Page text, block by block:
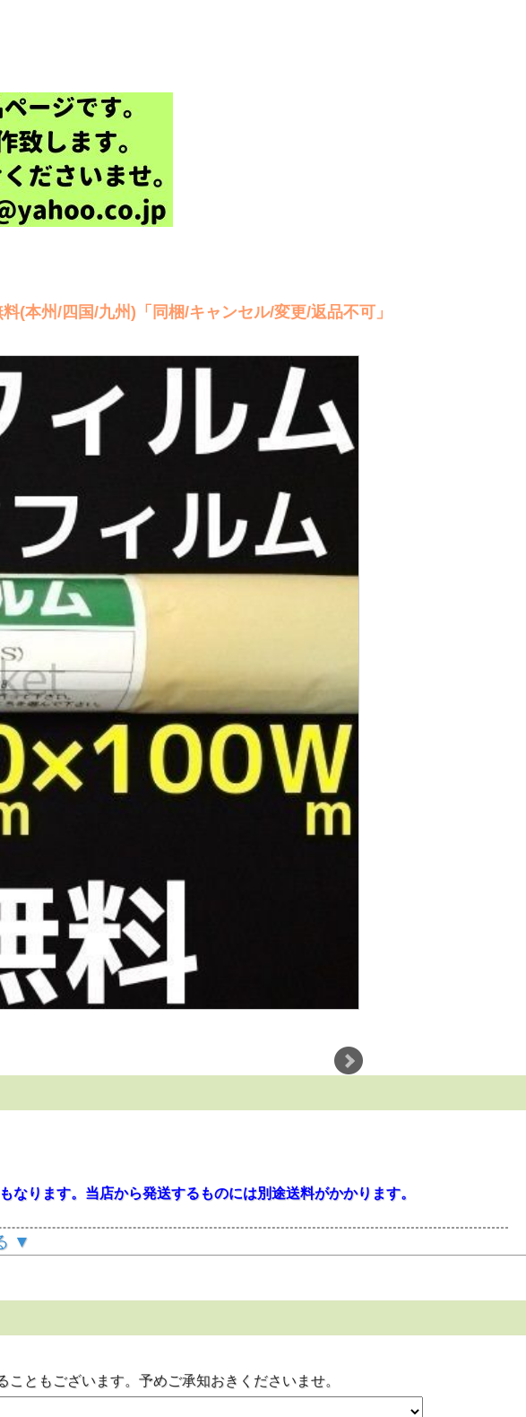
(本州/四国/九州)「同梱/キャンセル/変更/返品不可」
ります。当店から発送するものには別途送料がかかります。
の【ご変更/キャンセル不可】となっております。
装用・湿式建材用・板金塗装用
▼
ともございます。予めご承知おきくださいませ。